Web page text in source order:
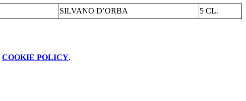
SILVANO D’ORBA
5 CL.
COOKIE POLICY.